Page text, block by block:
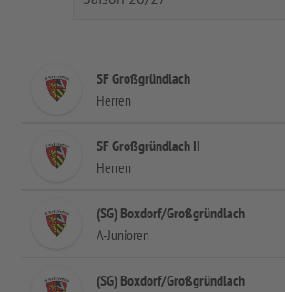
SF Großgründlach
Herren
SF Großgründlach II
Herren
(SG) Boxdorf/Großgründlach
A-Junioren
(SG) Boxdorf/Großgründlach